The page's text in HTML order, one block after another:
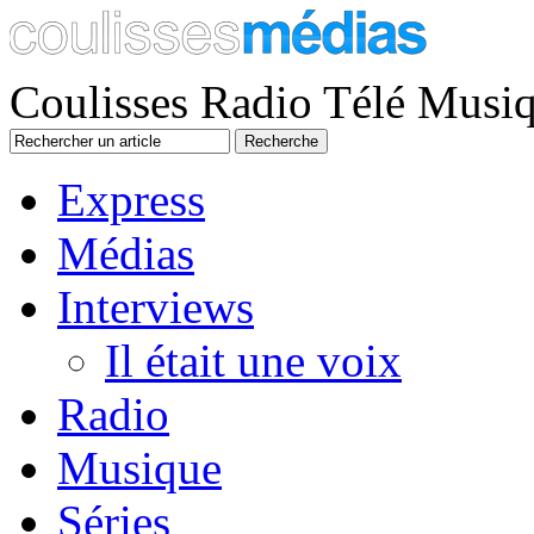
Coulisses Radio Télé
Express
Médias
Interviews
Il était une voix
Radio
Musique
Séries